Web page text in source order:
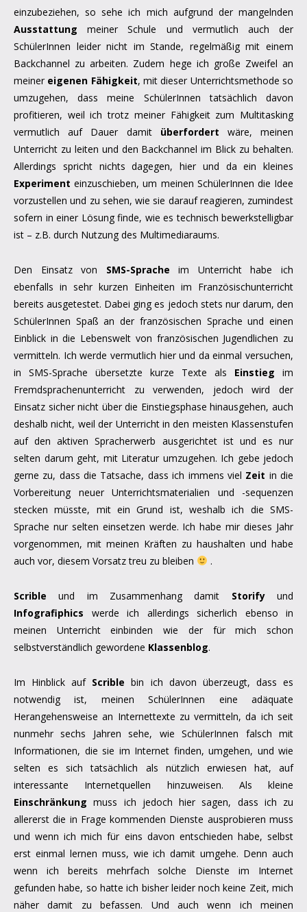
einzubeziehen, so sehe ich mich aufgrund der mangelnden
Ausstattung meiner Schule und vermutlich auch der
SchülerInnen leider nicht im Stande, regelmäßig mit einem
Backchannel zu arbeiten. Zudem hege ich große Zweifel an
meiner eigenen Fähigkeit, mit dieser Unterrichtsmethode so
umzugehen, dass meine SchülerInnen tatsächlich davon
profitieren, weil ich trotz meiner Fähigkeit zum Multitasking
vermutlich auf Dauer damit überfordert wäre, meinen
Unterricht zu leiten und den Backchannel im Blick zu behalten.
Allerdings spricht nichts dagegen, hier und da ein kleines
Experiment einzuschieben, um meinen SchülerInnen die Idee
vorzustellen und zu sehen, wie sie darauf reagieren, zumindest
sofern in einer Lösung finde, wie es technisch bewerkstelligbar
ist – z.B. durch Nutzung des Multimediaraums.
Den Einsatz von SMS-Sprache im Unterricht habe ich
ebenfalls in sehr kurzen Einheiten im Französischunterricht
bereits ausgetestet. Dabei ging es jedoch stets nur darum, den
SchülerInnen Spaß an der französischen Sprache und einen
Einblick in die Lebenswelt von französischen Jugendlichen zu
vermitteln. Ich werde vermutlich hier und da einmal versuchen,
in SMS-Sprache übersetzte kurze Texte als Einstieg im
Fremdsprachenunterricht zu verwenden, jedoch wird der
Einsatz sicher nicht über die Einstiegsphase hinausgehen, auch
deshalb nicht, weil der Unterricht in den meisten Klassenstufen
auf den aktiven Spracherwerb ausgerichtet ist und es nur
selten darum geht, mit Literatur umzugehen. Ich gebe jedoch
gerne zu, dass die Tatsache, dass ich immens viel Zeit in die
Vorbereitung neuer Unterrichtsmaterialien und -sequenzen
stecken müsste, mit ein Grund ist, weshalb ich die SMS-
Sprache nur selten einsetzen werde. Ich habe mir dieses Jahr
vorgenommen, mit meinen Kräften zu haushalten und habe
auch vor, diesem Vorsatz treu zu bleiben
.
Scrible und im Zusammenhang damit Storifyund
Infografiphics werde ich allerdings sicherlich ebenso in
meinen Unterricht einbinden wie der für mich schon
selbstverständlich gewordene Klassenblog.
Im Hinblick auf Scrible bin ich davon überzeugt, dass es
notwendig ist, meinen SchülerInnen eine adäquate
Herangehensweise an Internettexte zu vermitteln, da ich seit
nunmehr sechs Jahren sehe, wie SchülerInnen falsch mit
Informationen, die sie im Internet finden, umgehen, und wie
selten es sich tatsächlich als nützlich erwiesen hat, auf
interessante Internetquellen hinzuweisen. Als kleine
Einschränkung muss ich jedoch hier sagen, dass ich zu
allererst die in Frage kommenden Dienste ausprobieren muss
und wenn ich mich für eins davon entschieden habe, selbst
erst einmal lernen muss, wie ich damit umgehe. Denn auch
wenn ich bereits mehrfach solche Dienste im Internet
gefunden habe, so hatte ich bisher leider noch keine Zeit, mich
näher damit zu befassen. Und auch wenn ich meinen